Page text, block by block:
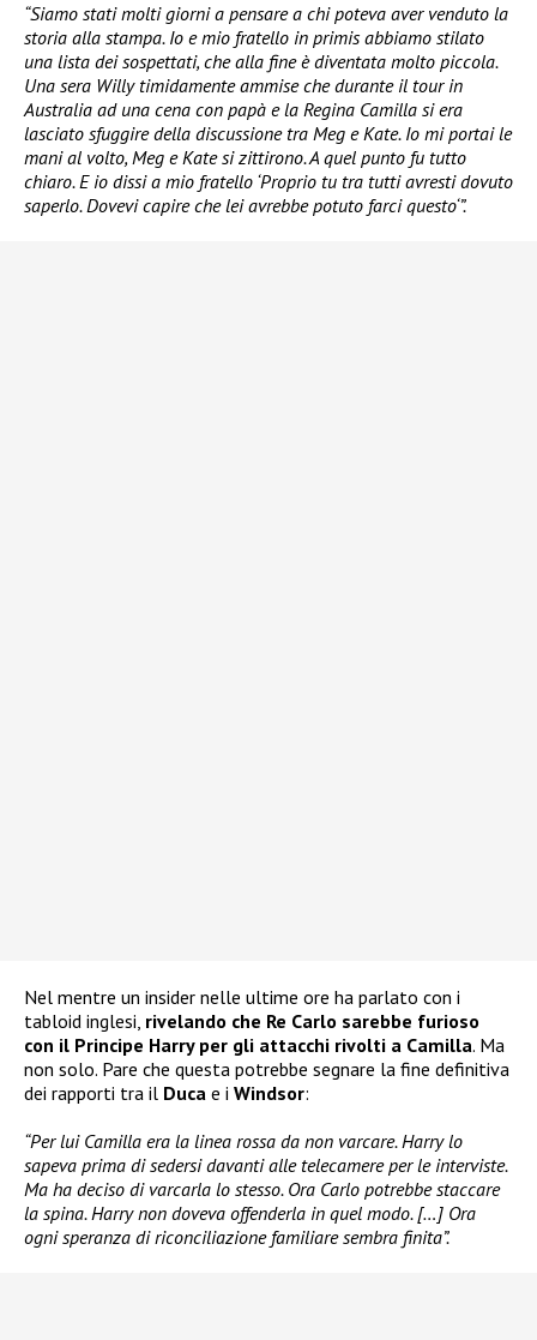
“Siamo stati molti giorni a pensare a chi poteva aver venduto la
storia alla stampa. Io e mio fratello in primis abbiamo stilato
una lista dei sospettati, che alla fine è diventata molto piccola.
Una sera Willy timidamente ammise che durante il tour in
Australia ad una cena con papà e la Regina Camilla si era
lasciato sfuggire della discussione tra Meg e Kate. Io mi portai le
mani al volto, Meg e Kate si zittirono. A quel punto fu tutto
chiaro. E io dissi a mio fratello ‘Proprio tu tra tutti avresti dovuto
saperlo. Dovevi capire che lei avrebbe potuto farci questo‘”.
Nel mentre un insider nelle ultime ore ha parlato con i
tabloid inglesi, rivelando che Re Carlo sarebbe furioso
con il Principe Harry per gli attacchi rivolti a Camilla. Ma
non solo. Pare che questa potrebbe segnare la fine definitiva
dei rapporti tra il Duca e i Windsor:
“Per lui Camilla era la linea rossa da non varcare. Harry lo
sapeva prima di sedersi davanti alle telecamere per le interviste.
Ma ha deciso di varcarla lo stesso. Ora Carlo potrebbe staccare
la spina. Harry non doveva offenderla in quel modo. […] Ora
ogni speranza di riconciliazione familiare sembra finita”.